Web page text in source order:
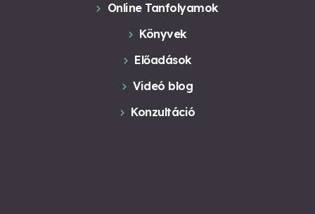
Online Tanfolyamok
Könyvek
Előadások
Videó blog
Konzultáció